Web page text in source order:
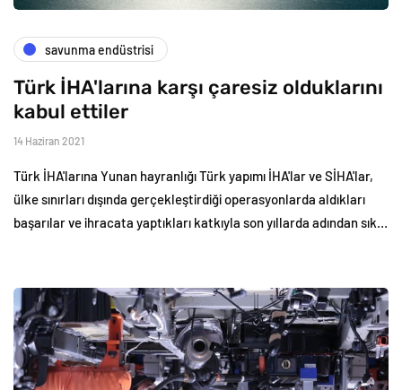
savunma endüstrisi
Türk İHA'larına karşı çaresiz olduklarını
kabul ettiler
14 Haziran 2021
Türk İHA'larına Yunan hayranlığı Türk yapımı İHA'lar ve SİHA'lar,
ülke sınırları dışında gerçekleştirdiği operasyonlarda aldıkları
başarılar ve ihracata yaptıkları katkıyla son yıllarda adından sık…